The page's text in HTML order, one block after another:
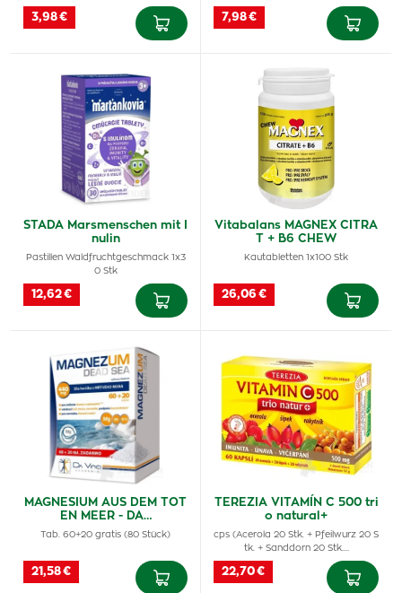
3,98 € 7,98 €
STADA Marsmenschen mit I
nulin
Pastillen Waldfruchtgeschmack 1x3
0 Stk
12,62 €
Vitabalans MAGNEX CITRA
T + B6 CHEW
Kautabletten 1x100 Stk
26,06 €
MAGNESIUM AUS DEM TOT
EN MEER - DA…
Tab. 60+20 gratis (80 Stück)
21,58 €
TEREZIA VITAMÍN C 500 tri
o natural+
cps (Acerola 20 Stk. + Pfeilwurz 20 S
tk. + Sanddorn 20 Stk.…
22,70 €